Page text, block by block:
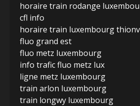
horaire train rodange
cfl info
horaire train luxembourg
fluo grand est
fluo metz luxembourg
info trafic fluo metz lux
ligne metz luxembourg
train arlon luxembourg
train longwy luxembourg